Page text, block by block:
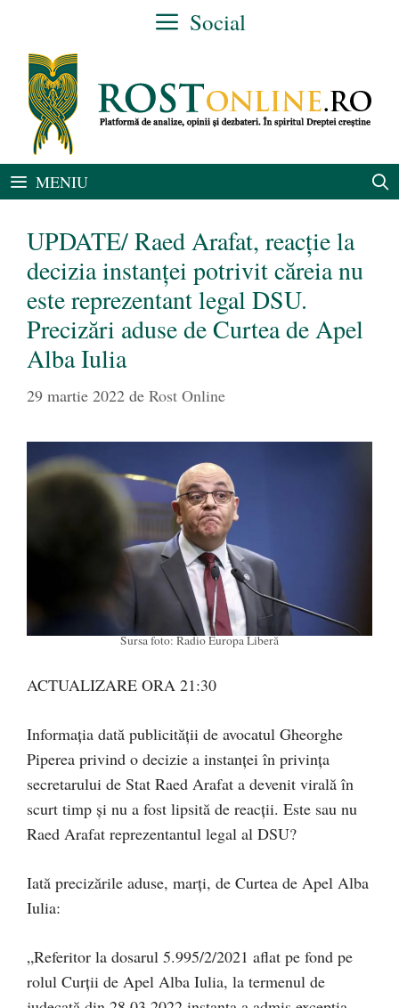
conținut
Social
MENIU
UPDATE/ Raed Arafat, reacție la
decizia instanței potrivit căreia nu
este reprezentant legal DSU.
Precizări aduse de Curtea de Apel
Alba Iulia
29 martie 2022 de Rost Online
Sursa foto: Radio Europa Liberă
ACTUALIZARE ORA 21:30
Informația dată publicității de avocatul Gheorghe
Piperea privind o decizie a instanței în privința
secretarului de Stat Raed Arafat a devenit virală în
scurt timp și nu a fost lipsită de reacții. Este sau nu
Raed Arafat reprezentantul legal al DSU?
Iată precizările aduse, marți, de Curtea de Apel Alba
Iulia:
„Referitor la dosarul 5.995/2/2021 aflat pe fond pe
rolul Curţii de Apel Alba Iulia, la termenul de